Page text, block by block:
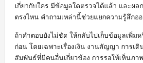
เกี่ยวกับใคร มีข้อมูลใดตรวจได้แล้ว และผล
ตรงไหน คำถามเหล่านี้ช่วยแยกความรู้สึกอ
ถ้าคำตอบยังไม่ชัด ให้กลับไปเก็บข้อมูลเพิ่ม
ก่อน โดยเฉพาะเรื่องเงิน งานสัญญา การเ
สัมพันธ์ที่มีคนอื่นเกี่ยวข้อง การรอให้เห็นภ